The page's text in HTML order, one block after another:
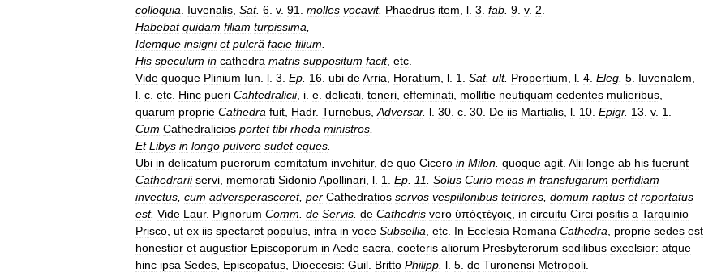
colloquia
Iuvenalis Sat. 6 v. 91 molles vocavit. Phaedrus item l 3 fab 9 v. 2
Habebat quidam filiam turpissima
Idemque insigni et pulcrâ facie filium
His speculum in cathedra matris suppositum facit, etc
Vide quoque Plinium Iun l 3 Ep 16 ubi deArria Horatium l 1 Sat. ult. Propertium l 4 Eleg 5 Iuvenalem
l c etc Hinc pueri Cahtedralicii, i e delicati teneri effeminati mollitie neutiquam cedentes mulieribus
quarum proprie Cathedra fuit Hadr. Turnebus Adversar. l 30 c 30 De iis Martialis l 10 Epigr. 13 v. 1
Cum Cathedralicios portet tibi rheda ministros
Et Libys in longo pulvere sudet eques
Ubi in delicatum puerorum comitatum invehitur, de quo Cicero in Milon quoque agit Alii longe ab his fuerunt
Cathedrarii servi memorati SidonioApollinari l 1 Ep 11 Solus Curio meas in transfugarum perfidiam
invectus cum adversperasceret, per Cathedratios servos vespillonibus tetriores domum raptus et reportatus
est. Vide Laur. Pignorum Comm de Servis de Cathedris vero ὑπόςτέγοις in circuitu Circi positis a Tarquinio
Prisco ut ex iis spectaret populus infra in voce Subsellia etc In Ecclesia Romana Cathedra proprie sedes est
honestior et augustior Episcoporum in Aede sacra coeteris aliorum Presbyterorum sedilibus excelsior: atque
hinc ipsa Sedes Episcopatus Dioecesis: Guil Britto Philipp l 5 de Turonensi Metropoli